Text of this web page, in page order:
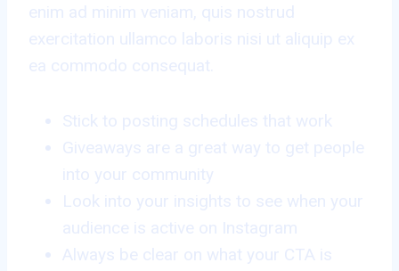
enim ad minim veniam, quis nostrud
exercitation ullamco laboris nisi ut aliquip ex
ea commodo consequat.
Stick to posting schedules that work
Giveaways are a great way to get people
into your community
Look into your insights to see when your
audience is active on Instagram
Always be clear on what your CTA is